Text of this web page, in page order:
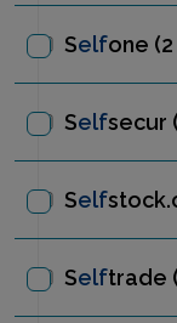
Selfone
Selfsecur
Self
Selftrade